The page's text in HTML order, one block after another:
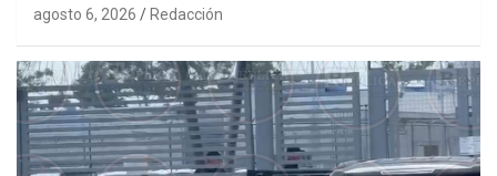
agosto 6, 2026 Redacción